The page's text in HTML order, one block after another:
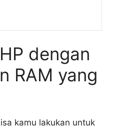
dengan
RAM yang
kamu lakukan untuk